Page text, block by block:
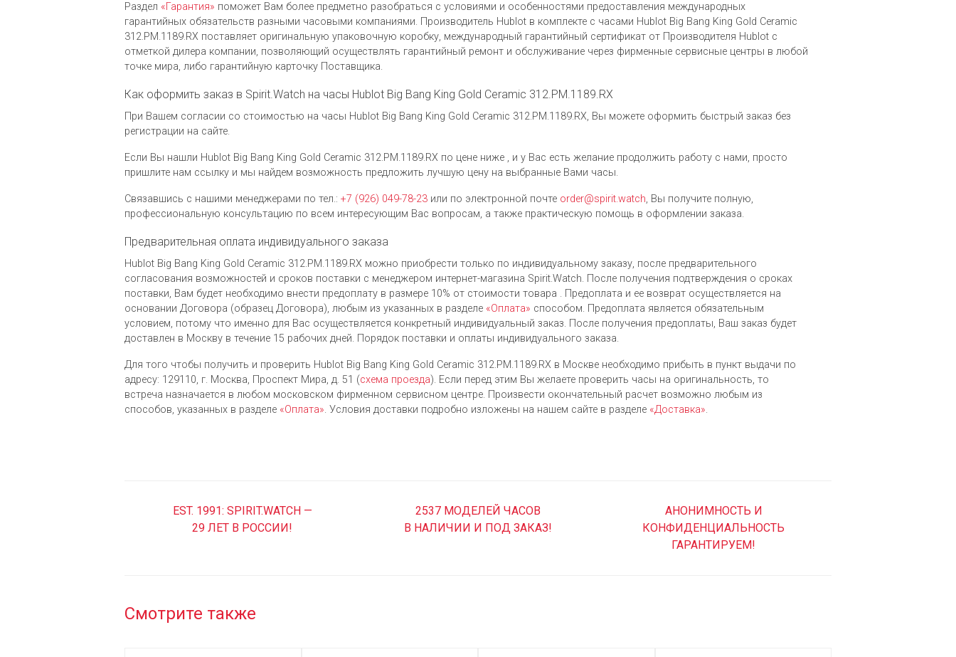
Раздел «Гарантия» поможет Вам более предметно разобраться с условиями и особенностями предоставления международных
гарантийных обязательств разными часовыми компаниями. Производитель Hublot в комплекте с часами Hublot Big Bang King Gold Ceramic
312.PM.1189.RX поставляет оригинальную упаковочную коробку, международный гарантийный сертификат от Производителя Hublot c
отметкой дилера компании, позволяющий осуществлять гарантийный ремонт и обслуживание через фирменные сервисные центры в любой
точке мира, либо гарантийную карточку Поставщика.
Как оформить заказ в Spirit.Watch на часы Hublot Big Bang King Gold Ceramic 312.PM.1189.RX
При Вашем согласии со стоимостью на часы Hublot Big Bang King Gold Ceramic 312.PM.1189.RX, Вы можете оформить быстрый заказ без
регистрации на сайте.
Если Вы нашли Hublot Big Bang King Gold Ceramic 312.PM.1189.RX по цене ниже , и у Вас есть желание продолжить работу с нами, просто
пришлите нам ссылку и мы найдем возможность предложить лучшую цену на выбранные Вами часы.
Связавшись с нашими менеджерами по тел.: +7 (926) 049-78-23 или по электронной почте order@spirit.watch, Вы получите полную,
профессиональную консультацию по всем интересующим Вас вопросам, а также практическую помощь в оформлении заказа.
Предварительная оплата индивидуального заказа
Hublot Big Bang King Gold Ceramic 312.PM.1189.RX можно приобрести только по индивидуальному заказу, после предварительного
согласования возможностей и сроков поставки с менеджером интернет-магазина Spirit.Watch. После получения подтверждения о сроках
поставки, Вам будет необходимо внести предоплату в размере 10% от стоимости товара . Предоплата и ее возврат осуществляется на
основании Договора (образец Договора), любым из указанных в разделе «Оплата» способом. Предоплата является обязательным
условием, потому что именно для Вас осуществляется конкретный индивидуальный заказ. После получения предоплаты, Ваш заказ будет
доставлен в Москву в течение 15 рабочих дней. Порядок поставки и оплаты индивидуального заказа.
Для того чтобы получить и проверить Hublot Big Bang King Gold Ceramic 312.PM.1189.RX в Москве необходимо прибыть в пункт выдачи по
адресу: 129110, г. Москва, Проспект Мира, д. 51 (схема проезда). Если перед этим Вы желаете проверить часы на оригинальность, то
встреча назначается в любом московском фирменном сервисном центре. Произвести окончательный расчет возможно любым из
cпособов, указанных в разделе «Оплата». Условия доставки подробно изложены на нашем сайте в разделе «Доставка».
EST. 1991: SPIRIT.WATCH —
29 ЛЕТ В РОССИИ!
2537 МОДЕЛЕЙ ЧАСОВ
В НАЛИЧИИ И ПОД ЗАКАЗ!
АНОНИМНОСТЬ И
КОНФИДЕНЦИАЛЬНОСТЬ
ГАРАНТИРУЕМ!
Смотрите также